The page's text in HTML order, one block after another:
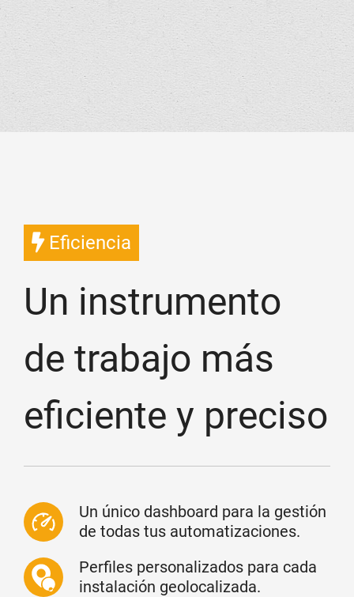
Eficiencia
Un instrumento
de trabajo más
eficiente y preciso
Un único dashboard para la gestión
de todas tus automatizaciones.
Perfiles personalizados para cada
instalación geolocalizada.